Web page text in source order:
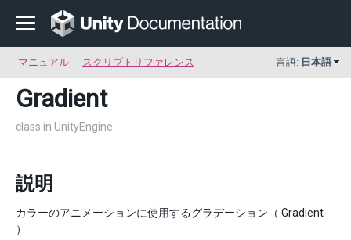
マニュアル スクリプトリファレンス 言語: 日本語
Gradient
class in UnityEngine
説明
カラーのアニメーションに使用するグラデーション（ Gradient
）